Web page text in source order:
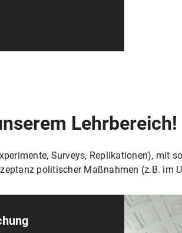
Lehrbereich!
Surveys, Replikationen), mit
politischer Maßnahmen (z.B. im